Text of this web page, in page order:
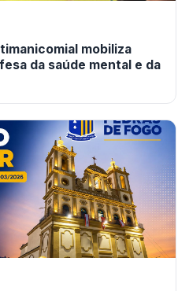
mobiliza
da saúde mental e da